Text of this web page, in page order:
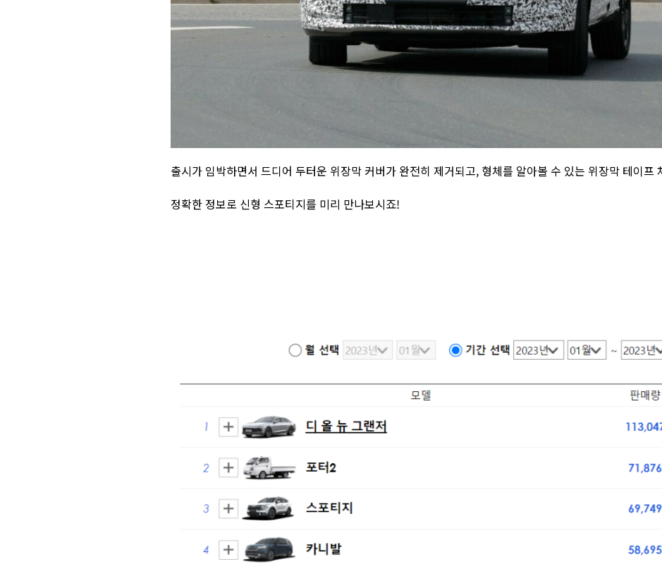
출시가 임박하면서 드디어 두터운 위장막 커버가 완전히 제거되고, 형체를 알아볼 수 있는 위장막 테이프
정확한 정보로 신형 스포티지를 미리 만나보시죠!